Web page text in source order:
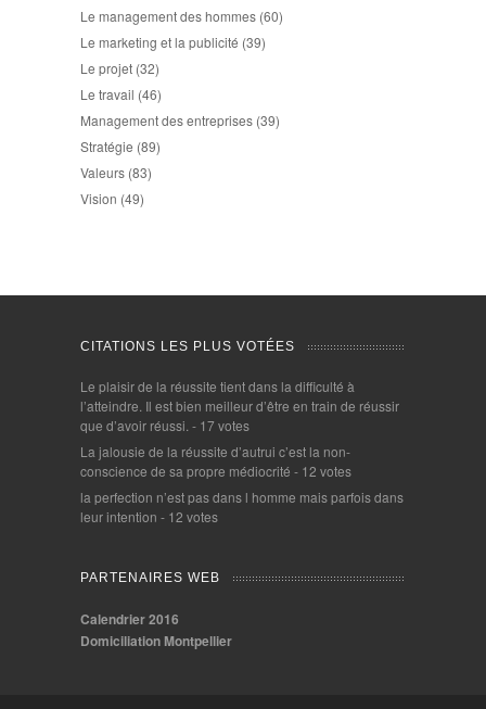
Le management des hommes (60)
Le marketing et la publicité (39)
Le projet (32)
Le travail (46)
Management des entreprises (39)
Stratégie (89)
Valeurs (83)
Vision (49)
CITATIONS LES PLUS VOTÉES
Le plaisir de la réussite tient dans la difficulté à
l’atteindre. Il est bien meilleur d’être en train de réussir
que d’avoir réussi. - 17 votes
La jalousie de la réussite d’autrui c’est la non-
conscience de sa propre médiocrité - 12 votes
la perfection n’est pas dans l homme mais parfois dans
leur intention - 12 votes
PARTENAIRES WEB
Calendrier 2016
Domiciliation Montpellier